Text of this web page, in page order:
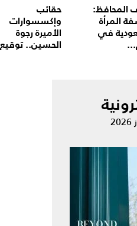
المحافظ:
المرأة
في
حقائب
وإكسسوارات
الأميرة رجوة
الحسين..